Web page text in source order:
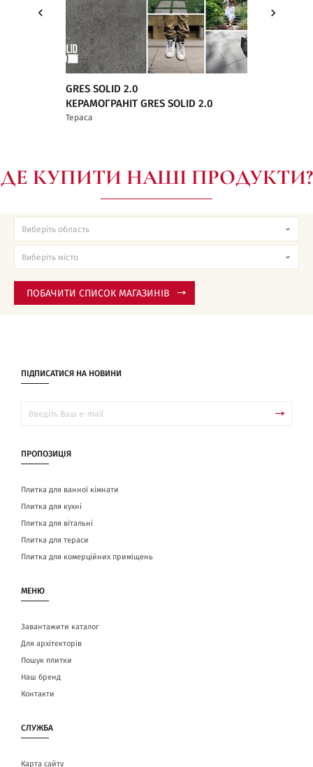
GRES SOLID 2.0
КЕРАМОГРАНІТ GRES SOLID 2.0
Тераса
ДЕ КУПИТИ НАШІ ПРОДУКТИ?
ПОБАЧИТИ СПИСОК МАГАЗИНІВ
ПІДПИСАТИСЯ НА НОВИНИ
ПРОПОЗИЦІЯ
Плитка для ванної кімнати
Плитка для кухні
Плитка для вітальні
Плитка для тераси
Плитка для комерційних приміщень
МЕНЮ
Завантажити каталог
Для архітекторів
Пошук плитки
Наш бренд
Контакти
СЛУЖБА
Карта сайту